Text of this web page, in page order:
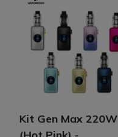
Kit Gen Max 220W